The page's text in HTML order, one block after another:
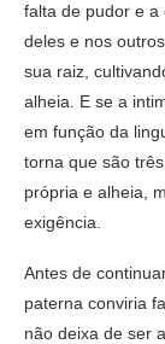
falta de pudor e a
deles e nos
sua raiz,
alheia. E se a
em função da
torna que são
própria e alheia,
exigência.
Antes de
paterna conviria
não deixa de ser